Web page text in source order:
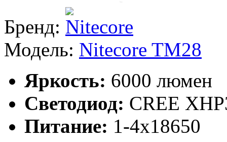
Бренд:
Модель: Nitecore TM28
Яркость: 6000 люмен
Светодиод: CREE
Питание: 1-4x18650